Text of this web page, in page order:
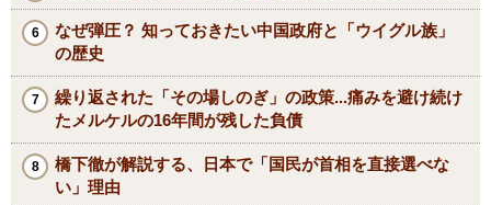
なぜ弾圧？ 知っておきたい中国政府と「ウイグル族」
の歴史
繰り返された「その場しのぎ」の政策...痛みを避け続け
たメルケルの16年間が残した負債
橋下徹が解説する、日本で「国民が首相を直接選べな
い」理由